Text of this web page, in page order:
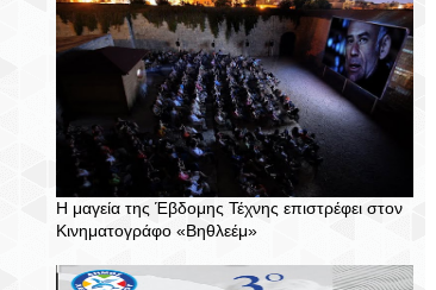
Η μαγεία της Έβδομης Τέχνης επιστρέφει στον
Κινηματογράφο «Βηθλεέμ»